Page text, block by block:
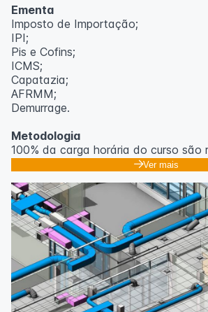
Ementa
Imposto de Importação;
IPI;
Pis e Cofins;
ICMS;
Capatazia;
AFRMM;
Demurrage.
Metodologia
100% da carga horária do curso são
ou tablet.
Outras informações
O curso pode sofrer alteração de
inscritos serão avisados
O IPETEC reserva-se o direito de
caso não atinja o número mínimo de
Professor(a):Gabriel Damasceno
Ver mais